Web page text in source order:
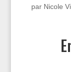
par Nicole